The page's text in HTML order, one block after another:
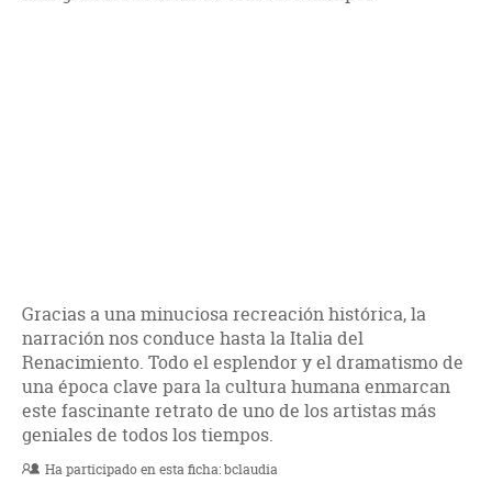
Gracias a una minuciosa recreación histórica, la
narración nos conduce hasta la Italia del
Renacimiento. Todo el esplendor y el dramatismo de
una época clave para la cultura humana enmarcan
este fascinante retrato de uno de los artistas más
geniales de todos los tiempos.
Ha participado en esta ficha:bclaudia